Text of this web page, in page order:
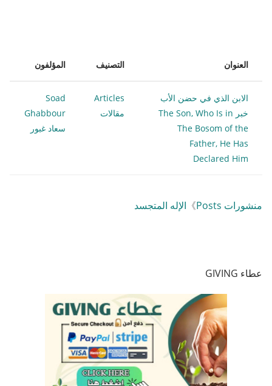
العنوان التصنيف المؤلفون
الابن الذي في حضن الأب
خبر The Son, Who Is in
The Bosom of the
Father, He Has
Declared Him
Articles
مقالات
Soad
Ghabbour
سعاد غبور
منشورات Posts 》 الإله المتجسد
عطاء GIVING